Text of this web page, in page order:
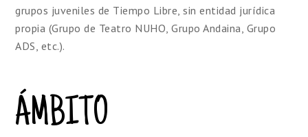
grupos juveniles de Tiempo Libre, sin entidad jurídica
propia (Grupo de Teatro NUHO, GrupoAndaina, Grupo
ADS, etc.).
ÁMBITO